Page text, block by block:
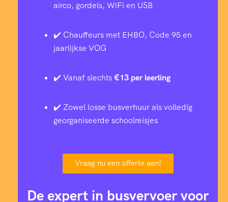
airco, gordels, WiFi en USB
✔️ Chauffeurs met EHBO, Code 95 en
jaarlijkse VOG
✔️ Vanaf slechts€13 per leerling
✔️ Zowel losse busverhuur als volledig
georganiseerde schoolreisjes
Vraag nu een offerte aan!
De expert in busvervoer voor